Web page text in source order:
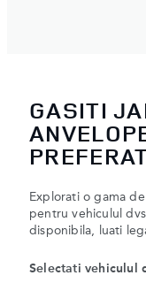
GASITI
Explorati o gama
pentru vehiculul
disponibila, luati
Selectati vehiculul